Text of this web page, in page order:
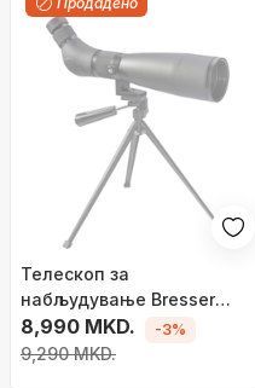
Телескоп за
набљудување Bresser
Travel 20-60x60,
зголемување 20-60x,
8,990 MKD.
9,290 MKD.
-3%